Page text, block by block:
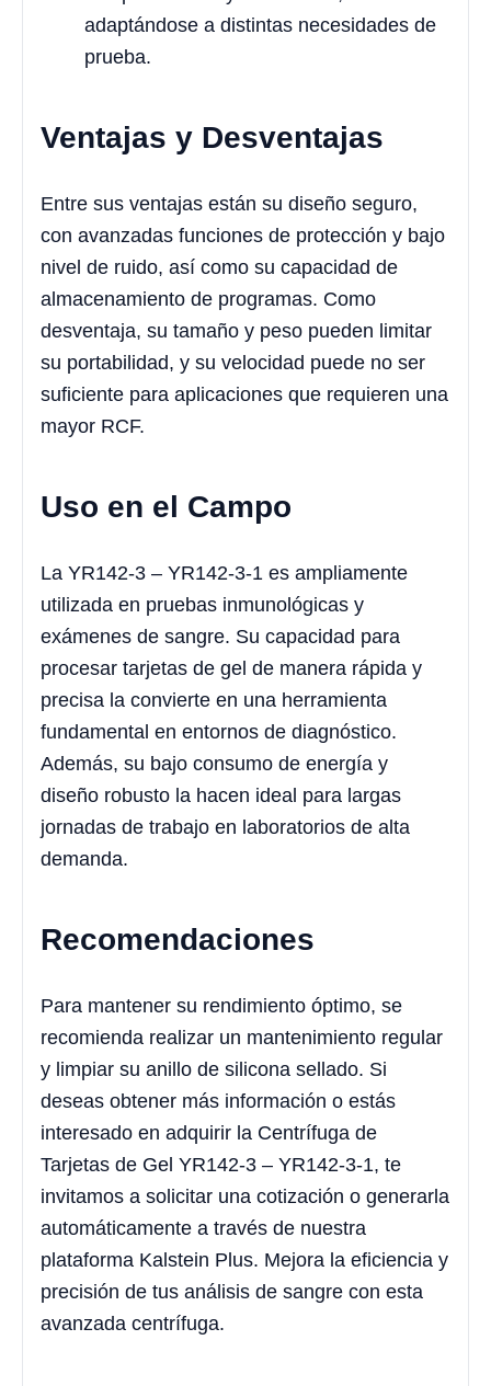
adaptándose a distintas necesidades de
prueba.
Ventajas y Desventajas
Entre sus ventajas están su diseño seguro,
con avanzadas funciones de protección y bajo
nivel de ruido, así como su capacidad de
almacenamiento de programas. Como
desventaja, su tamaño y peso pueden limitar
su portabilidad, y su velocidad puede no ser
suficiente para aplicaciones que requieren una
mayor RCF.
Uso en el Campo
La YR142-3 – YR142-3-1 es ampliamente
utilizada en pruebas inmunológicas y
exámenes de sangre. Su capacidad para
procesar tarjetas de gel de manera rápida y
precisa la convierte en una herramienta
fundamental en entornos de diagnóstico.
Además, su bajo consumo de energía y
diseño robusto la hacen ideal para largas
jornadas de trabajo en laboratorios de alta
demanda.
Recomendaciones
Para mantener su rendimiento óptimo, se
recomienda realizar un mantenimiento regular
y limpiar su anillo de silicona sellado. Si
deseas obtener más información o estás
interesado en adquirir la Centrífuga de
Tarjetas de Gel YR142-3 – YR142-3-1, te
invitamos a solicitar una cotización o generarla
automáticamente a través de nuestra
plataforma Kalstein Plus. Mejora la eficiencia y
precisión de tus análisis de sangre con esta
avanzada centrífuga.